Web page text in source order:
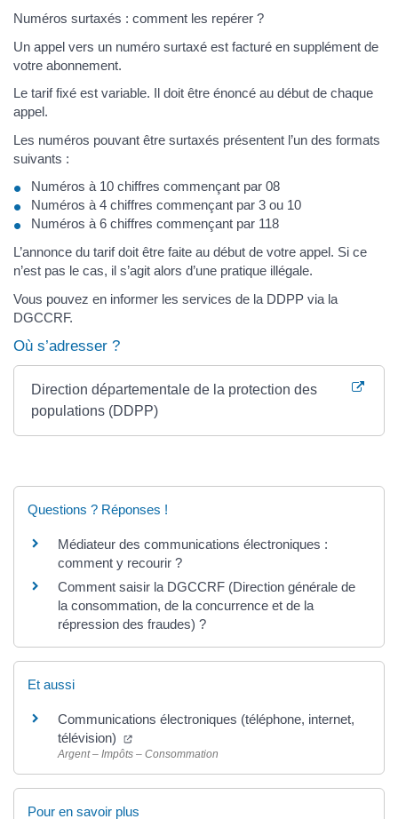
Numéros surtaxés : comment les repérer ?
Un appel vers un numéro surtaxé est facturé en supplément de
votre abonnement.
Le tarif fixé est variable. Il doit être énoncé au début de chaque
appel.
Les numéros pouvant être surtaxés présentent l’un des formats
suivants :
Numéros à 10 chiffres commençant par 08
Numéros à 4 chiffres commençant par 3 ou 10
Numéros à 6 chiffres commençant par 118
L’annonce du tarif doit être faite au début de votre appel. Si ce
n’est pas le cas, il s’agit alors d’une pratique illégale.
Vous pouvez en informer les services de la DDPP via la
DGCCRF.
Où s’adresser ?
Direction départementale de la protection des
populations (DDPP)
Questions ? Réponses !
Médiateur des communications électroniques :
comment y recourir ?
Comment saisir la DGCCRF (Direction générale de
la consommation, de la concurrence et de la
répression des fraudes) ?
Et aussi
Communications électroniques (téléphone, internet,
télévision)
Argent – Impôts – Consommation
Pour en savoir plus